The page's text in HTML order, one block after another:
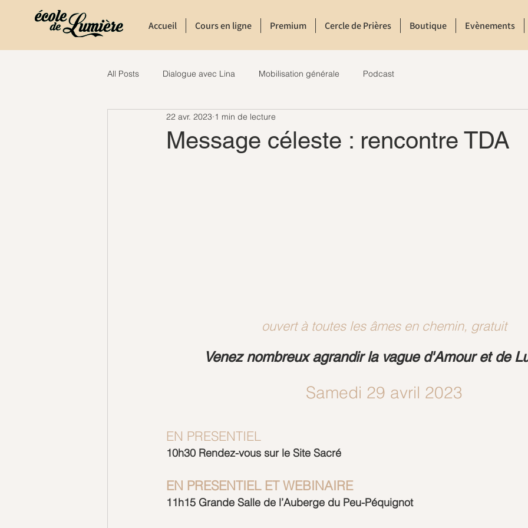
Accueil Cours en ligne Premium Cercle de Prières Boutique Evènements
All Posts Dialogue avec Lina Mobilisation générale Podcast
Message céleste : rencontre TDA
22 avr. 2023 1 min de lecture
ouvert à toutes les âmes en chemin, gratuit
Venez nombreux agrandir la vague d'Amour et de
Samedi 29 avril 2023
EN PRESENTIEL
10h30 Rendez-vous sur le Site Sacré
EN PRESENTIEL ET WEBINAIRE
11h15 Grande Salle de l’Auberge du Peu-Péquignot